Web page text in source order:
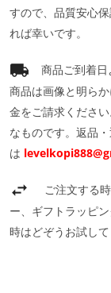
すので、品質安心
れば幸いです。
商品ご到着
商品は画像と明ら
金をご請求くださ
なものです。返品
は
ご注文する
ー、ギフトラッピ
時はどぞうお試して